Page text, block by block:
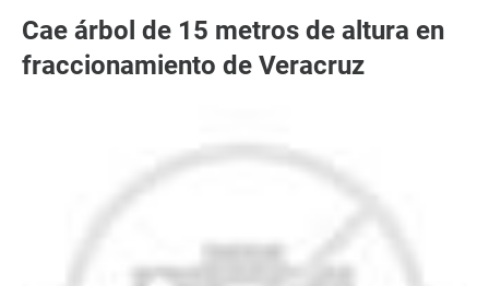
Cae árbol de 15 metros de altura en
fraccionamiento de Veracruz